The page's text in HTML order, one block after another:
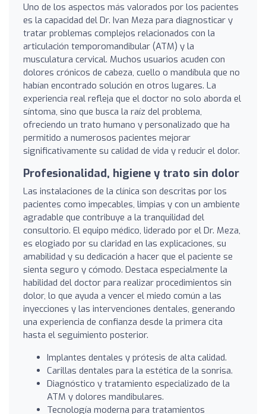
Uno de los aspectos más valorados por los pacientes
es la capacidad del Dr. Ivan Meza para diagnosticar y
tratar problemas complejos relacionados con la
articulación temporomandibular (ATM) y la
musculatura cervical. Muchos usuarios acuden con
dolores crónicos de cabeza, cuello o mandíbula que no
habían encontrado solución en otros lugares. La
experiencia real refleja que el doctor no solo aborda el
síntoma, sino que busca la raíz del problema,
ofreciendo un trato humano y personalizado que ha
permitido a numerosos pacientes mejorar
significativamente su calidad de vida y reducir el dolor.
Profesionalidad, higiene y trato sin dolor
Las instalaciones de la clínica son descritas por los
pacientes como impecables, limpias y con un ambiente
agradable que contribuye a la tranquilidad del
consultorio. El equipo médico, liderado por el Dr. Meza,
es elogiado por su claridad en las explicaciones, su
amabilidad y su dedicación a hacer que el paciente se
sienta seguro y cómodo. Destaca especialmente la
habilidad del doctor para realizar procedimientos sin
dolor, lo que ayuda a vencer el miedo común a las
inyecciones y las intervenciones dentales, generando
una experiencia de confianza desde la primera cita
hasta el seguimiento posterior.
Implantes dentales y prótesis de alta calidad.
Carillas dentales para la estética de la sonrisa.
Diagnóstico y tratamiento especializado de la
ATM y dolores mandibulares.
Tecnología moderna para tratamientos